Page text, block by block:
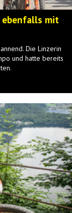
ebenfalls mit
Die Linzerin
und hatte bereits